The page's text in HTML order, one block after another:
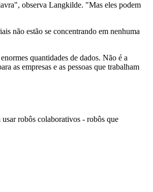
observa Langkilde. "Mas eles podem
não estão se concentrando em nenhuma
quantidades de dados. Não é a
as empresas e as pessoas que trabalham
robôs colaborativos - robôs que